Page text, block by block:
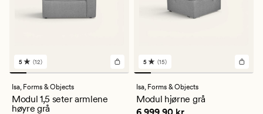
12
anmeldelser
med
en
gjennomsnittlig
5 (12)
Isa, Forms & Objects
Modul 1,5 seter armlene
høyre grå
15
anmeldelser
med
en
gjennomsnittlig
5 (15)
Isa, Forms & Objects
Modul hjørne grå
Pris 6 999,90 kr